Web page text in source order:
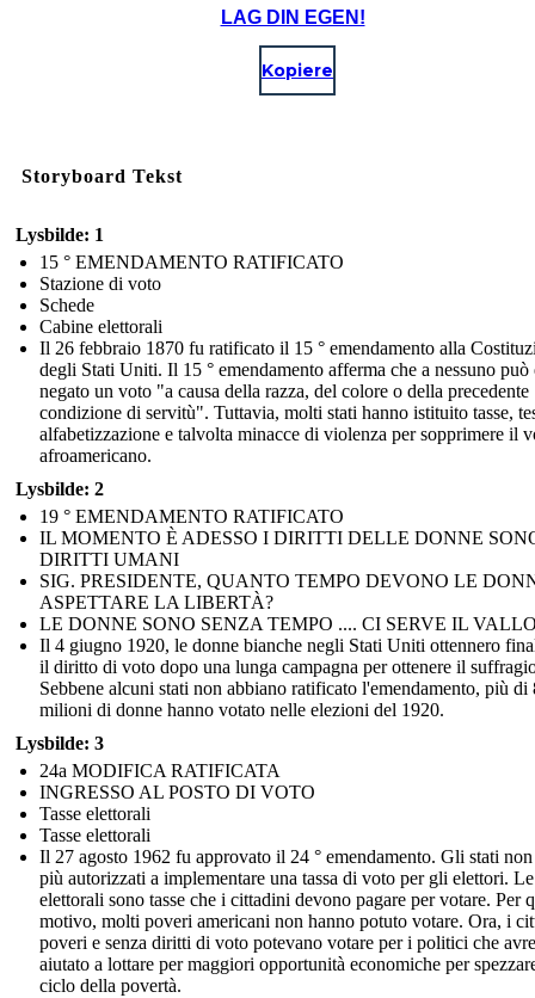
LAG DIN EGEN!
Kopiere
Storyboard Tekst
Lysbilde: 1
15 ° EMENDAMENTO RATIFICATO
Stazione di voto
Schede
Cabine elettorali
Il 26 febbraio 1870 fu ratificato il 15 ° emendamento alla
degli Stati Uniti. Il 15 ° emendamento afferma che a nessuno può
negato un voto "a causa della razza, del colore o della precedente
condizione di servitù". Tuttavia, molti stati hanno istituito tasse,
alfabetizzazione e talvolta minacce di violenza per sopprimere il
afroamericano.
Lysbilde: 2
19 ° EMENDAMENTO RATIFICATO
IL MOMENTO È ADESSO I DIRITTI DELLE DONNE
DIRITTI UMANI
SIG. PRESIDENTE, QUANTO TEMPO DEVONO LE
ASPETTARE LA LIBERTÀ?
LE DONNE SONO SENZA TEMPO .... CI SERVE IL
Il 4 giugno 1920, le donne bianche negli Stati Uniti ottennero
il diritto di voto dopo una lunga campagna per ottenere il
Sebbene alcuni stati non abbiano ratificato l'emendamento, più di
milioni di donne hanno votato nelle elezioni del 1920.
Lysbilde: 3
24a MODIFICA RATIFICATA
INGRESSO AL POSTO DI VOTO
Tasse elettorali
Tasse elettorali
Il 27 agosto 1962 fu approvato il 24 ° emendamento. Gli stati
più autorizzati a implementare una tassa di voto per gli elettori. Le
elettorali sono tasse che i cittadini devono pagare per votare. Per
motivo, molti poveri americani non hanno potuto votare. Ora, i
poveri e senza diritti di voto potevano votare per i politici che
aiutato a lottare per maggiori opportunità economiche per
ciclo della povertà.